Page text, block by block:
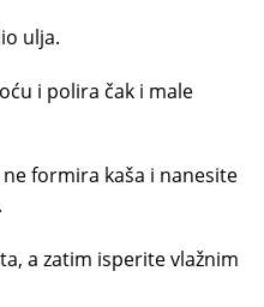
ulja.
i polira čak i male
formira kaša i nanesite
a zatim isperite vlažnim